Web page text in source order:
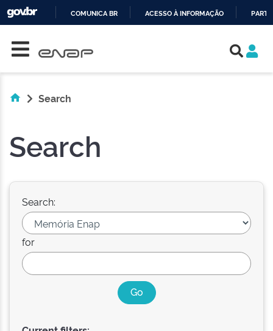
COMUNICA BR ACESSO À INFORMAÇÃO
Search
Search
Search:
for